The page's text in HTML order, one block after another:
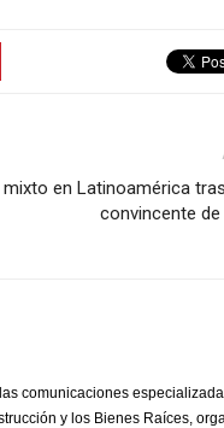
mixto en Latinoamérica
convincente de
comunicaciones
y los Bienes Raíces,